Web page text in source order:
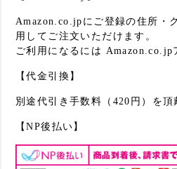
Amazon.co.jpにご登録の住所・
用してご注文いただけます。
ご利用になるには Amazon.co.jp
【代金引換】
別途代引き手数料（420円）を頂
【NP後払い】